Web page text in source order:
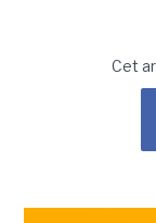
Cet